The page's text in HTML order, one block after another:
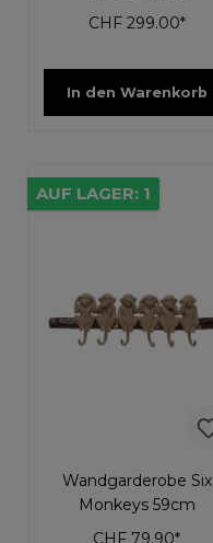
CHF 299.00*
In den Warenkorb
AUF LAGER: 1
Wandgarderobe Six
Monkeys 59cm